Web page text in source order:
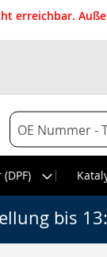
erreichbar.
Suche
bis